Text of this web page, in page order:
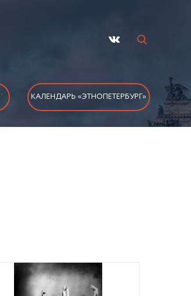
КАЛЕНДАРЬ «ЭТНОПЕТЕРБУРГ»